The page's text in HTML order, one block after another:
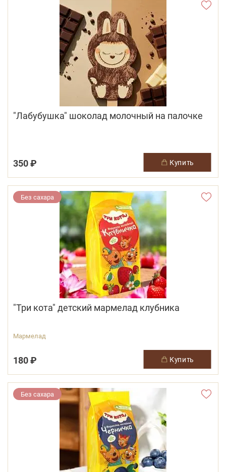
"Лабубушка" шоколад молочный на палочке
350 ₽ купить
Без сахара
"Три кота" детский мармелад клубника
Мармелад
180 ₽ купить
Без сахара